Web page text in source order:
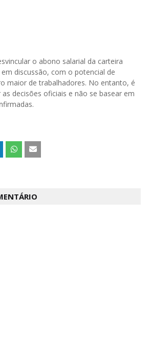
o abono salarial da carteira
discussão, com o potencial de
maior de trabalhadores. No entanto, é
decisões oficiais e não se basear em